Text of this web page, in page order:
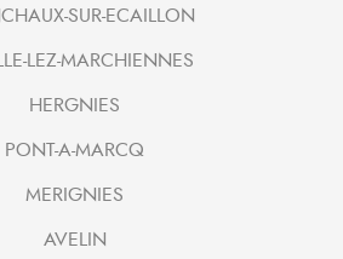
SUR-ECAILLON
LEZ-MARCHIENNES
HERGNIES
PONT-A-MARCQ
MERIGNIES
AVELIN